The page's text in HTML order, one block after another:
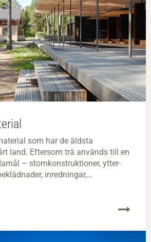
som har de äldsta
land. Eftersom trä används till en
– stomkonstruktioner, ytter-
inredningar,
Genom sina specifika egenskaper